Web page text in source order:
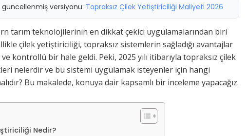
güncellenmiş versiyonu: Topraksız Çilek Yetiştiriciliği Maliyeti 2026
tarım teknolojilerinin en dikkat çekici uygulamalarından biri
çilek yetiştiriciliği, topraksız sistemlerin sağladığı avantajlar
kontrollü bir hale geldi. Peki, 2025 yılı itibarıyla topraksız çilek
nelerdir ve bu sistemi uygulamak isteyenler için hangi
Bu makalede, konuya dair kapsamlı bir inceleme yapacağız.
Nedir?